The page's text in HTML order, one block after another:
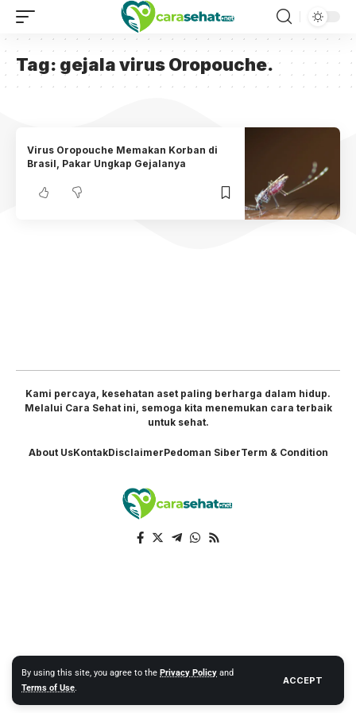
By using this site, you agree to the Privacy Policy and
Terms of Use.
ACCEPT
Tag: gejala virus Oropouche.
Virus Oropouche Memakan Korban di
Brasil, Pakar Ungkap Gejalanya
Kami percaya, kesehatan aset paling berharga dalam hidup.
Melalui Cara Sehat ini, semoga kita menemukan cara terbaik
untuk sehat.
About UsKontakDisclaimerPedoman SiberTerm & Condition